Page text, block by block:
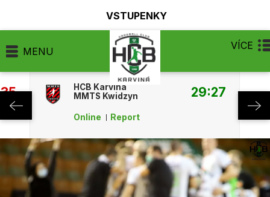
VSTUPENKY
MENU VÍCE
HCB Karviná
MMTS Kwidzyn
29:27
Online Report